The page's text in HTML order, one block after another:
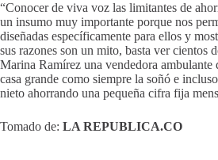
“Conocer de viva voz las limitantes de
un insumo muy importante porque nos
diseñadas específicamente para ellos y
sus razones son un mito, basta ver cientos
Marina Ramírez una vendedora ambulante
casa grande como siempre la soñó e
nieto ahorrando una pequeña cifra fija
Tomado de: LA REPUBLICA.CO